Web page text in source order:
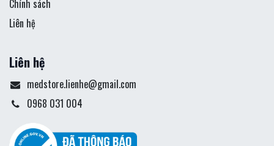
Chính sách
Liên hệ
Liên hệ
medstore.lienhe@gmail.com
0968 031 004